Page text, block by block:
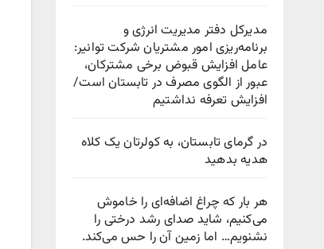
مدیرکل دفتر مدیریت انرژی و
برنامه‌ریزی امور مشتریان شرکت توانیر:
عامل افزایش قبوض برخی مشترکان،
عبور از الگوی مصرف در تابستان است/
افزایش تعرفه نداشتیم
در گرمای تابستان، به کولرتان یک کلاه
هدیه بدهید
هر بار که چراغ اضافه‌ای را خاموش
می‌کنیم، شاید صدای رشد درختی را
نشنویم… اما زمین آن را حس می‌کند.